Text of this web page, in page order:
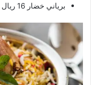
برياني خضار 16 ريال